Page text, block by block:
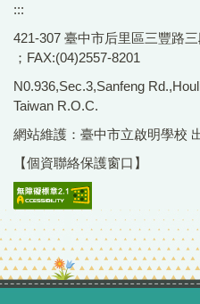
:::
421-307 臺中市后里區三豐路
；FAX:(04)2557-8201
N0.936,Sec.3,Sanfeng
Taiwan R.O.C.
網站維護：臺中市立啟明學校
【個資聯絡保護窗口】